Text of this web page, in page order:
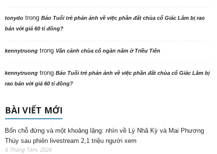
tonydo trong Báo Tuổi trẻ phản ảnh về việc phần đất chùa cổ Giác Lâm bị rao
bán với giá 60 tỉ đồng?
kennytruong trong Vãn cảnh chùa cổ ngàn năm ở Triều Tiên
kennytruong trong Báo Tuổi trẻ phản ảnh về việc phần đất chùa cổ Giác Lâm bị
rao bán với giá 60 tỉ đồng?
BÀI VIẾT MỚI
Bốn chỗ đứng và một khoảng lặng: nhìn về Lý Nhã Kỳ và Mai Phương
Thúy sau phiên livestream 2,1 triệu người xem
6 Tháng Tám, 2026